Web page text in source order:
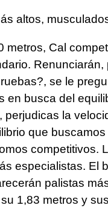
altos,
metros, Cal
Renunciarán,
se le
en busca del
la
que
competitivos.
especialistas. El
palistas
1,83 metros y